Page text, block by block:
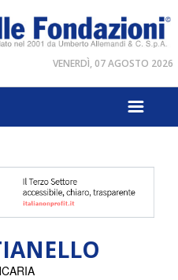
VENERDÌ, 07 AGOSTO 2026